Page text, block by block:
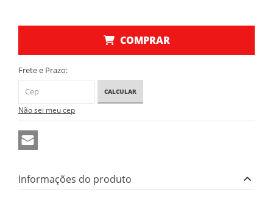
COMPRAR
Frete e Prazo:
CALCULAR
Não sei meu cep
Informações do produto